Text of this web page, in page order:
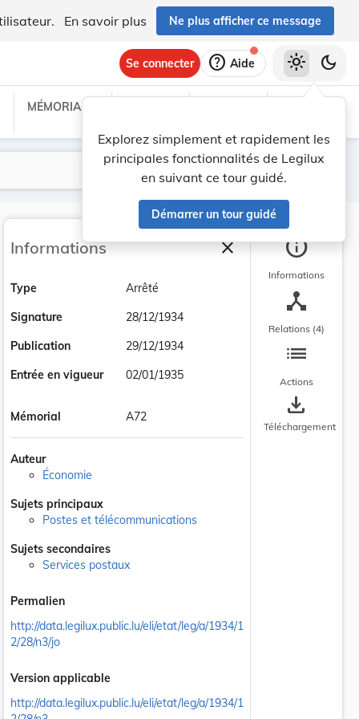
En savoir plus Ne plus afficher ce message
Se connecter help Aide
Explorez simplement et rapidement les
principales fonctionnalités de Legilux
en suivant ce tour guidé.
Démarrer un tour guidé
light_mode dark_mode
MÉMORIAL C
Lancer la recherche
Filtres
Informations closeFermer la barre
Type
Arrêté
Signature
28/12/1934
Publication
29/12/1934
Entrée en vigueur
02/01/1935
Mémorial A72
Auteur
Économie
Sujets principaux
Postes et télécommunications
Sujets secondaires
Services postaux
Permalien
http://data.legilux.public.lu/eli/etat/leg/a/1934/1
2/28/n3/jo
Version applicable
http://data.legilux.public.lu/eli/etat/leg/a/1934/1
info
Informations
device_hub
Relations (4)
list
Actions
save_alt
Téléchargement